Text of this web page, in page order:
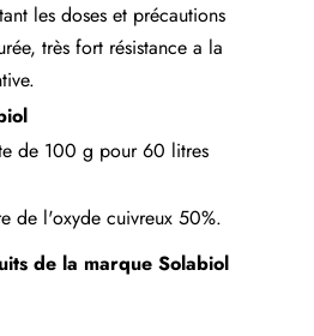
les doses et précautions
très fort résistance a la
de 100 g pour 60 litres
de l'oxyde cuivreux 50%.
de la marqueSolabiol